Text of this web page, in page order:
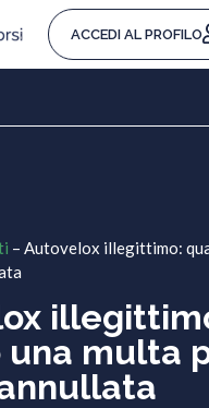
ACCEDI AL PROFILO
– Autovelox illegittimo:
una multa